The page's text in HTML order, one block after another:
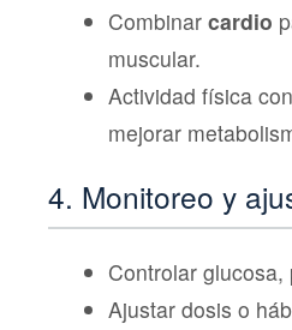
Combinar cardio
muscular.
Actividad física
mejorar
4. Monitoreo y
Controlar
Ajustar dosis o